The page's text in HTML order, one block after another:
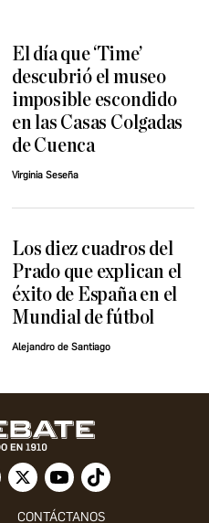
El día que ‘Time’
descubrió el museo
imposible escondido
en las Casas Colgadas
de Cuenca
Virginia Seseña
Los diez cuadros del
Prado que explican el
éxito de España en el
Mundial de fútbol
Alejandro de Santiago
CONTÁCTANOS